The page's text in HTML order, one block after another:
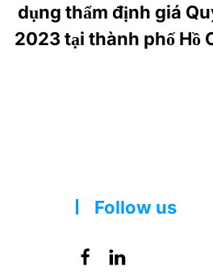
dụng thẩm định giá
2023 tại thành phố Hồ
Follow us